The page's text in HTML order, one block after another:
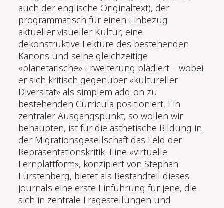
auch der englische Originaltext), der
programmatisch für einen Einbezug
aktueller visueller Kultur, eine
dekonstruktive Lektüre des bestehenden
Kanons und seine gleichzeitige
«planetarische» Erweiterung plädiert – wobei
er sich kritisch gegenüber «kultureller
Diversität» als simplem add-on zu
bestehenden Curricula positioniert. Ein
zentraler Ausgangspunkt, so wollen wir
behaupten, ist für die ästhetische Bildung in
der Migrationsgesellschaft das Feld der
Repräsentationskritik. Eine «virtuelle
Lernplattform», konzipiert von Stephan
Fürstenberg, bietet als Bestandteil dieses
journals eine erste Einführung für jene, die
sich in zentrale Fragestellungen und